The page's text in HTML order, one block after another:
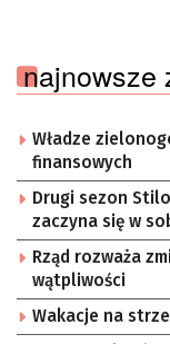
najnowsze
Władze
finansowych
Drugi sezon
zaczyna się w
Rząd rozważa
wątpliwości
Wakacje na